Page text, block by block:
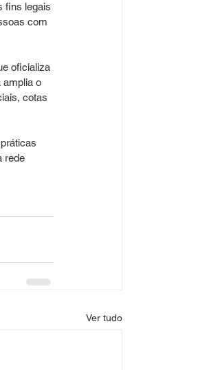
fins legais
com
oficializa
amplia o
cotas
rede
Ver tudo